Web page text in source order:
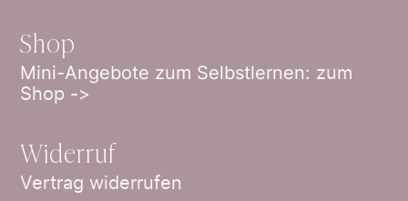
Shop
Mini-Angebote zum Selbstlernen: zum
Shop ->
Widerruf
Vertrag widerrufen